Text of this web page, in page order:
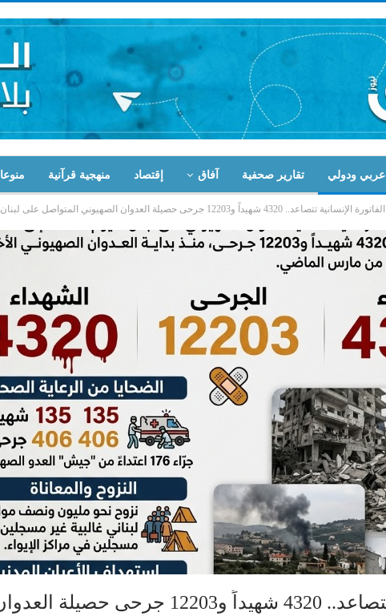
عربي ودولي تقارير صحفية آفاق إقتصاد منهجية قرآنية
الفاتورة الإنسانية تتصاعد.. 4320 شهيداً و12203 جرحى حصيلة العدوان الصهيوني المتواصل على لبنان
الفاتورة الإنسانية تتصاعد.. 4320 شهيداً و12203 جرحى حصيلة